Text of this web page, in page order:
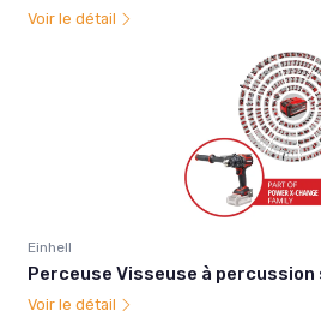
Voir le détail
Einhell
Perceuse Visseuse à percussion
Voir le détail